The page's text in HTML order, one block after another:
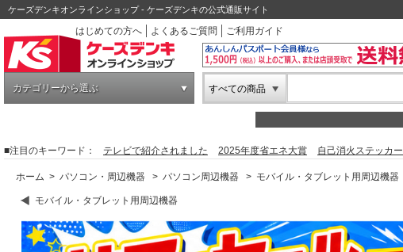
ケーズデンキオンラインショップ - ケーズデンキの公式通販サイト
はじめての方へ
よくあるご質問 ご利用ガイド
カテゴリーから選ぶ すべての商品
■注目のキーワード： テレビで紹介されました 2025年度省エネ大賞 自己消火ステッカー
ホーム > パソコン・周辺機器 > パソコン周辺機器 > モバイル・タブレット用周辺機器
モバイル・タブレット用周辺機器